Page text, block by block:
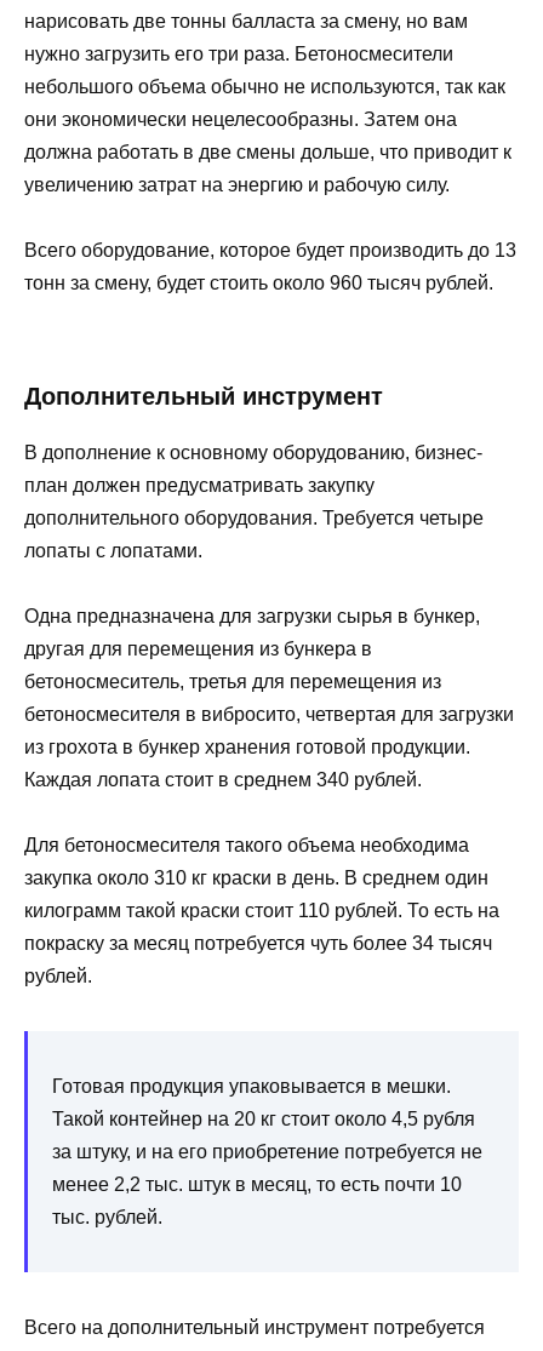
нарисовать две тонны балласта за смену, но вам
нужно загрузить его три раза. Бетоносмесители
небольшого объема обычно не используются, так как
они экономически нецелесообразны. Затем она
должна работать в две смены дольше, что приводит к
увеличению затрат на энергию и рабочую силу.
Всего оборудование, которое будет производить до 13
тонн за смену, будет стоить около 960 тысяч рублей.
Дополнительный инструмент
В дополнение к основному оборудованию, бизнес-
план должен предусматривать закупку
дополнительного оборудования. Требуется четыре
лопаты с лопатами.
Одна предназначена для загрузки сырья в бункер,
другая для перемещения из бункера в
бетоносмеситель, третья для перемещения из
бетоносмесителя в вибросито, четвертая для загрузки
из грохота в бункер хранения готовой продукции.
Каждая лопата стоит в среднем 340 рублей.
Для бетоносмесителя такого объема необходима
закупка около 310 кг краски в день. В среднем один
килограмм такой краски стоит 110 рублей. То есть на
покраску за месяц потребуется чуть более 34 тысяч
рублей.
Готовая продукция упаковывается в мешки.
Такой контейнер на 20 кг стоит около 4,5 рубля
за штуку, и на его приобретение потребуется не
менее 2,2 тыс. штук в месяц, то есть почти 10
тыс. рублей.
Всего на дополнительный инструмент потребуется